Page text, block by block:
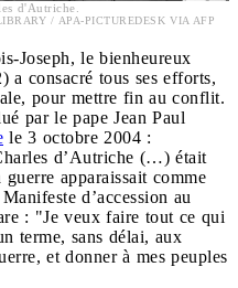
d'Autriche.
/ APA-PICTUREDESK VIA AFP
Joseph, le bienheureux
a consacré tous ses efforts,
pour mettre fin au conflit.
par le pape Jean Paul
le 3 octobre 2004 :
d’Autriche (…) était
apparaissait comme
d’accession au
: "Je veux faire tout ce qui
terme, sans délai, aux
et donner à mes peuples